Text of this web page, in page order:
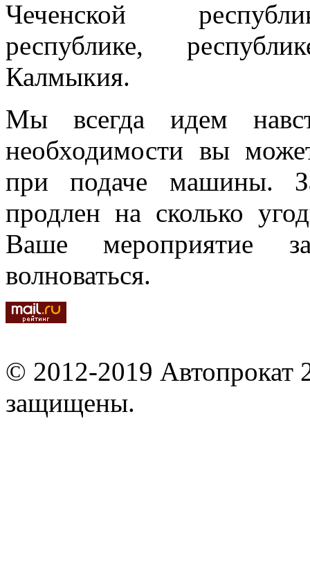
Чеченской
республике,
Калмыкия.
Мы всегда идем
необходимости вы
при подаче машины.
продлен на сколько
Ваше мероприятие
волноваться.
© 2012-2019 Автопрокат
защищены.